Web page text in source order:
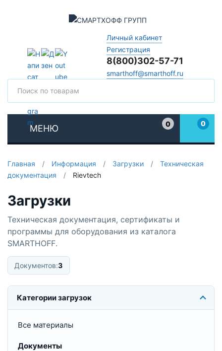
Личный кабинет
Регистрация
8(800)302-57-71
smarthoff@smarthoff.ru
МЕНЮ
0
0
Главная / Информация / Загрузки /
Техническая
документация
/ Rievtech
Загрузки
Техническая документация, сертификаты и
программы для оборудования из каталога
SMARTHOFF.
Документов:3
Категории загрузок
Все материалы
Документы